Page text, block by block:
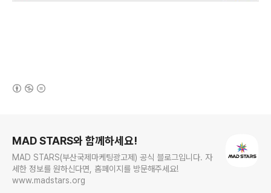
MAD STARS와 함께하세요!
MAD STARS(부산국제마케팅광고제) 공식 블로그입니다. 자
세한 정보를 원하신다면, 홈페이지를 방문해주세요!
www.madstars.org